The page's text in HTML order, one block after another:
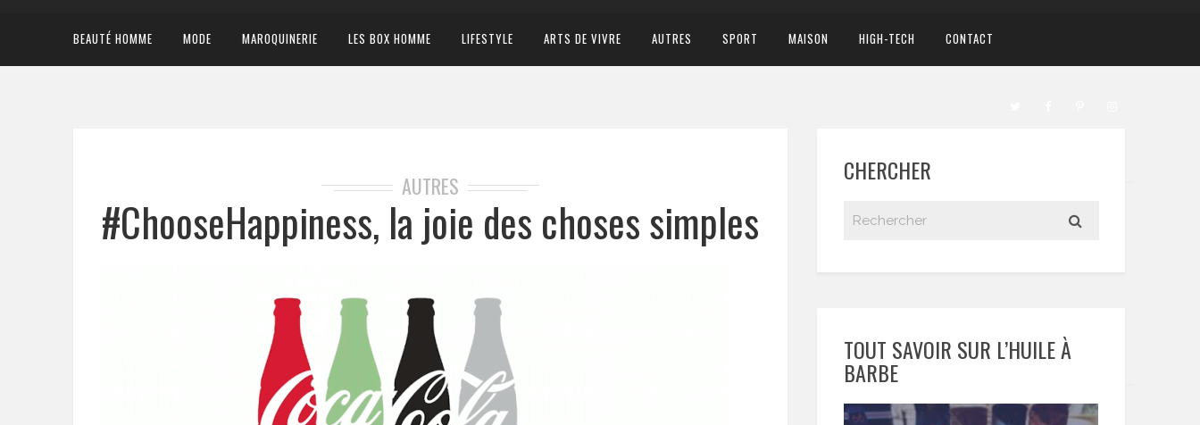
BEAUTÉ HOMME MODE MAROQUINERIE LES BOX HOMME LIFESTYLE ARTS DE VIVRE AUTRES SPORT MAISON HIGH-TECH CONTACT
AUTRES
#ChooseHappiness, la joie des choses simples
CHERCHER
TOUT SAVOIR SUR L’HUILE À
BARBE